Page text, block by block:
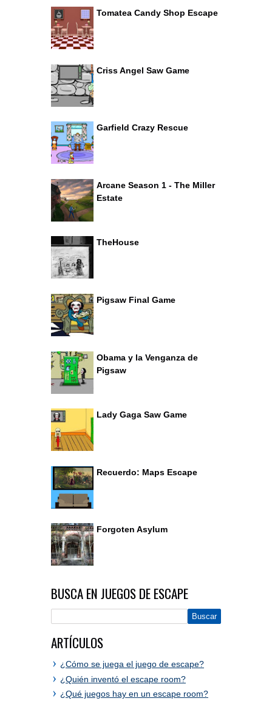
Tomatea Candy Shop Escape
Criss Angel Saw Game
Garfield Crazy Rescue
Arcane Season 1 - The Miller
Estate
TheHouse
Pigsaw Final Game
Obama y la Venganza de
Pigsaw
Lady Gaga Saw Game
Recuerdo: Maps Escape
Forgoten Asylum
BUSCA EN JUEGOS DE ESCAPE
ARTÍCULOS
¿Cómo se juega el juego de escape?
¿Quién inventó el escape room?
¿Qué juegos hay en un escape room?